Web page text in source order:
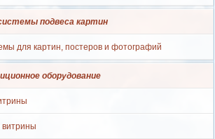
подвеса картин
для картин, постеров и фотографий
оборудование
витрины